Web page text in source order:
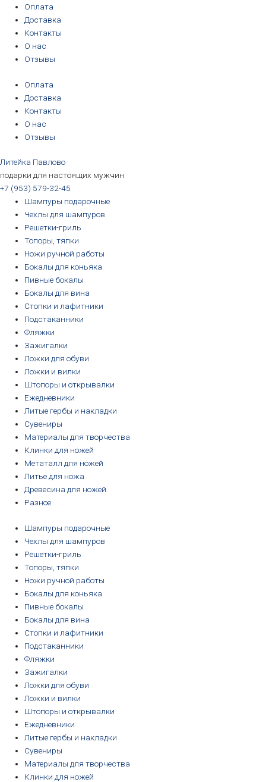
Перейти
содержимому
Оплата
Доставка
Контакты
О нас
Отзывы
Оплата
Доставка
Контакты
О нас
Отзывы
Литейка Павлово
подарки для настоящих мужчин
+7 (953) 579-32-45
Шампуры подарочные
Чехлы для шампуров
Решетки-гриль
Топоры, тяпки
Ножи ручной работы
Бокалы для коньяка
Пивные бокалы
Бокалы для вина
Стопки и лафитники
Подстаканники
Фляжки
Зажигалки
Ложки для обуви
Ложки и вилки
Штопоры и открывалки
Ежедневники
Литые гербы и накладки
Сувениры
Материалы для творчества
Клинки для ножей
Метаталл для ножей
Литье для ножа
Древесина для ножей
Разное
Шампуры подарочные
Чехлы для шампуров
Решетки-гриль
Топоры, тяпки
Ножи ручной работы
Бокалы для коньяка
Пивные бокалы
Бокалы для вина
Стопки и лафитники
Подстаканники
Фляжки
Зажигалки
Ложки для обуви
Ложки и вилки
Штопоры и открывалки
Ежедневники
Литые гербы и накладки
Сувениры
Материалы для творчества
Клинки для ножей
Количество
товара
Навершие
ножа
зверя,
птицы,
рыбы
Первоначальная
цена
составляла
Первоначальная
цена
составляла
Первоначальная
цена
составляла
Первоначальная
цена
составляла